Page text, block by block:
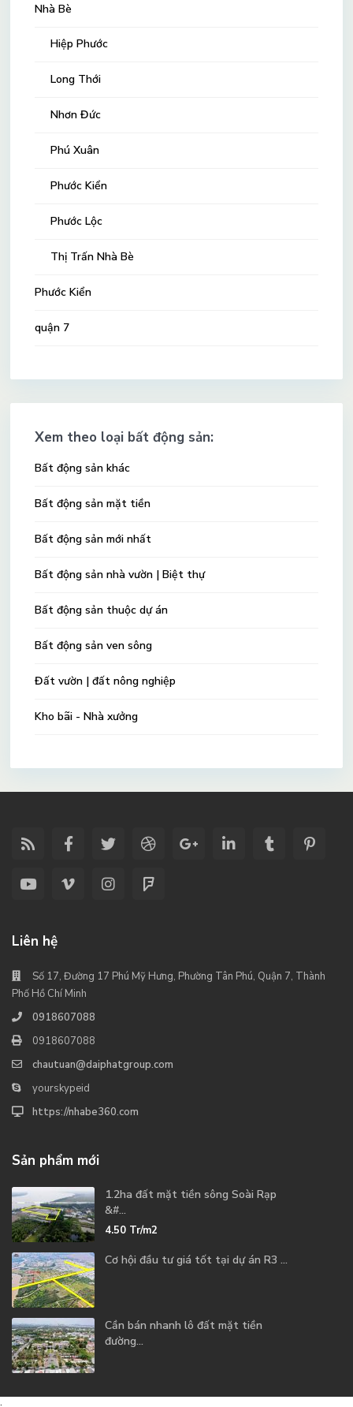
Nhà Bè
Hiệp Phước
Long Thới
Nhơn Đức
Phú Xuân
Phước Kiển
Phước Lộc
Thị Trấn Nhà Bè
Phước Kiển
quận 7
Xem theo loại bất động sản:
Bất động sản khác
Bất động sản mặt tiền
Bất động sản mới nhất
Bất động sản nhà vườn | Biệt thự
Bất động sản thuộc dự án
Bất động sản ven sông
Đất vườn | đất nông nghiệp
Kho bãi - Nhà xưởng
Liên hệ
Số 17, Đường 17 Phú Mỹ Hưng, Phường Tân Phú, Quận 7, Thành
Phố Hồ Chí Minh
0918607088
0918607088
chautuan@daiphatgroup.com
yourskypeid
https://nhabe360.com
Sản phẩm mới
1.2ha đất mặt tiền sông Soài Rạp
&#...
4.50 Tr/m2
Cơ hội đầu tư giá tốt tại dự án R3 ...
Cần bán nhanh lô đất mặt tiền
đường...
.